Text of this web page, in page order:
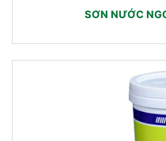
SƠN NƯỚC